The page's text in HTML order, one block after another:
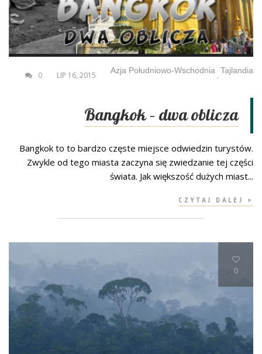
Azja Południowo-Wschodnia , Tajlandia
LIP 16, 2015
0
Bangkok – dwa oblicza
Bangkok to to bardzo częste miejsce odwiedzin turystów.
Zwykle od tego miasta zaczyna się zwiedzanie tej części
świata. Jak większość dużych miast...
CZYTAJ DALEJ >
0